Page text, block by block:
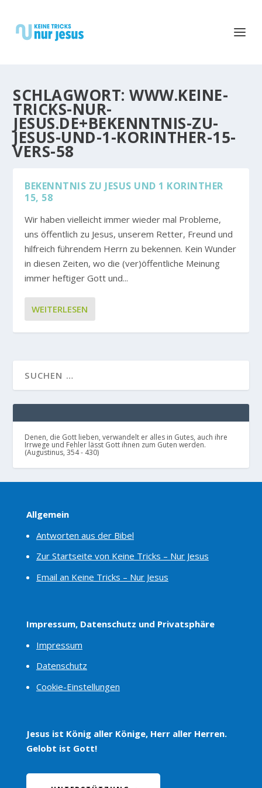
SCHLAGWORT:WWW.KEINE-
TRICKS-NUR-
JESUS.DE+BEKENNTNIS-ZU-
JESUS-UND-1-KORINTHER-15-
VERS-58
BEKENNTNIS ZU JESUS UND 1 KORINTHER
15, 58
Wir haben vielleicht immer wieder mal Probleme,
uns öffentlich zu Jesus, unserem Retter, Freund und
hilfreich führendem Herrn zu bekennen. Kein Wunder
in diesen Zeiten, wo die (ver)öffentliche Meinung
immer heftiger Gott und...
WEITERLESEN
Denen, die Gott lieben, verwandelt er alles in Gutes, auch ihre
Irrwege und Fehler lässt Gott ihnen zum Guten werden.
(Augustinus, 354 - 430)
Allgemein
Antworten aus der Bibel
Zur Startseite von Keine Tricks – Nur Jesus
Email an Keine Tricks – Nur Jesus
Impressum, Datenschutz und Privatsphäre
Impressum
Datenschutz
Cookie-Einstellungen
Jesus ist König aller Könige, Herr aller Herren.
Gelobt ist Gott!